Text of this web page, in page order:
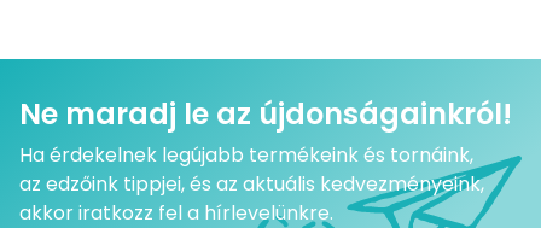
Ne maradj le az újdonságainkról!
Ha érdekelnek legújabb termékeink és tornáink,
az edzőink tippjei, és az aktuális kedvezményeink,
akkor iratkozz fel a hírlevelünkre.